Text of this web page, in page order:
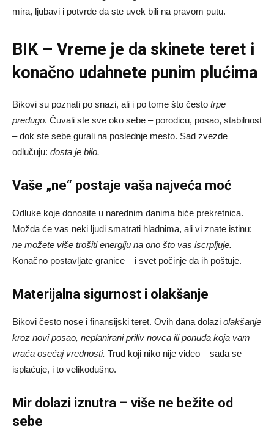
mira, ljubavi i potvrde da ste uvek bili na pravom putu.
BIK – Vreme je da skinete teret i
konačno udahnete punim plućima
Bikovi su poznati po snazi, ali i po tome što često trpe
predugo. Čuvali ste sve oko sebe – porodicu, posao, stabilnost
– dok ste sebe gurali na poslednje mesto. Sad zvezde
odlučuju: dosta je bilo.
Vaše „ne“ postaje vaša najveća moć
Odluke koje donosite u narednim danima biće prekretnica.
Možda će vas neki ljudi smatrati hladnima, ali vi znate istinu:
ne možete više trošiti energiju na ono što vas iscrpljuje.
Konačno postavljate granice – i svet počinje da ih poštuje.
Materijalna sigurnost i olakšanje
Bikovi često nose i finansijski teret. Ovih dana dolazi olakšanje
kroz novi posao, neplanirani priliv novca ili ponuda koja vam
vraća osećaj vrednosti. Trud koji niko nije video – sada se
isplaćuje, i to velikodušno.
Mir dolazi iznutra – više ne bežite od
sebe